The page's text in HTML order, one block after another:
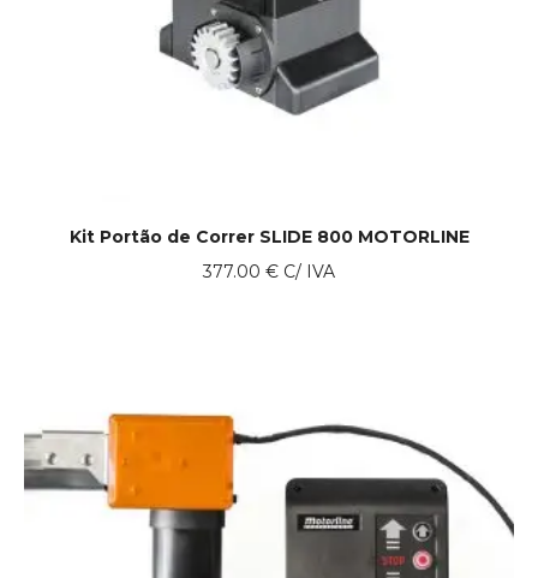
Kit Portão de Correr SLIDE 800 MOTORLINE
377.00 € C/ IVA